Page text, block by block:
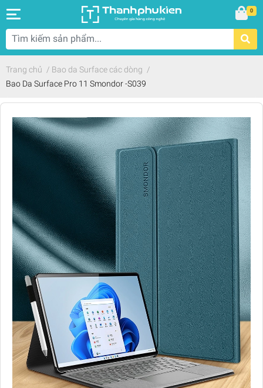
0
Trang chủ / Bao da Surface các dòng /
Bao Da Surface Pro 11 Smondor -S039